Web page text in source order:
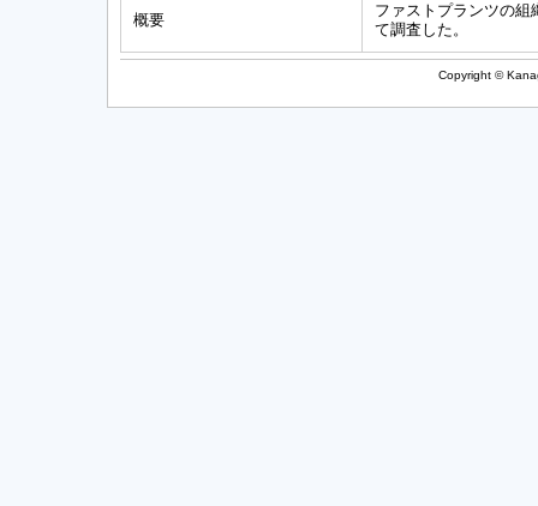
概要
ファストプランツの組
て調査した。
Copyright ©